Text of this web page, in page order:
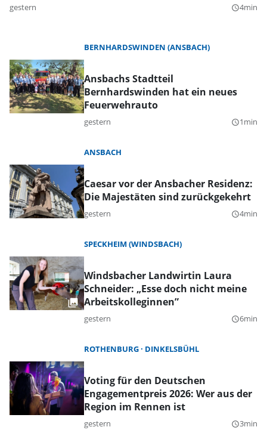
gestern query_builder4min
BERNHARDSWINDEN (ANSBACH)
Ansbachs Stadtteil
Bernhardswinden hat ein neues
Feuerwehrauto
gestern query_builder1min
ANSBACH
Caesar vor der Ansbacher Residenz:
Die Majestäten sind zurückgekehrt
gestern query_builder4min
SPECKHEIM (WINDSBACH)
Windsbacher Landwirtin Laura
Schneider: „Esse doch nicht meine
Arbeitskolleginnen”
gestern query_builder6min
ROTHENBURG DINKELSBÜHL
Voting für den Deutschen
Engagementpreis 2026: Wer aus der
Region im Rennen ist
gestern query_builder3min